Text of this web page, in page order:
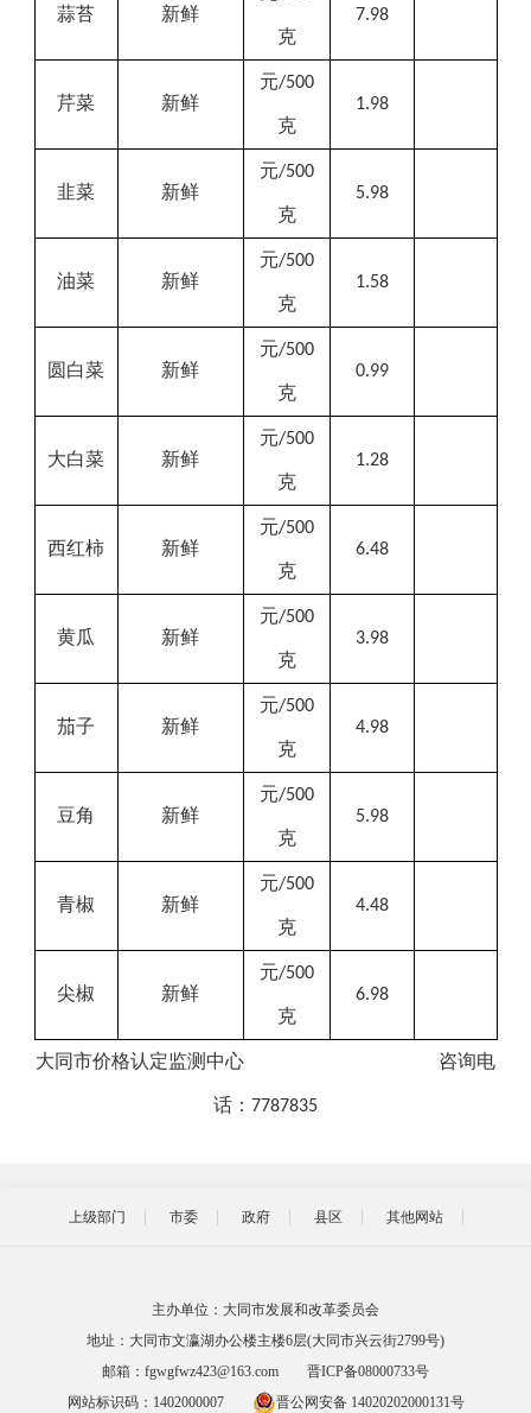
蒜苔 新鲜
克
7.98
芹菜 新鲜
元/500
克
1.98
韭菜 新鲜
元/500
克
5.98
油菜 新鲜
元/500
克
1.58
圆白菜 新鲜
元/500
克
0.99
大白菜 新鲜
元/500
克
1.28
西红柿 新鲜
元/500
克
6.48
黄瓜 新鲜
元/500
克
3.98
茄子 新鲜
元/500
克
4.98
豆角 新鲜
元/500
克
5.98
青椒 新鲜
元/500
克
4.48
尖椒 新鲜
元/500
克
6.98
大同市价格认定监测中心 咨询电
话： 7787835
上级部门 市委 政府 县区 其他网站
主办单位：大同市发展和改革委员会
地址：大同市文瀛湖办公楼主楼6层(大同市兴云街2799号)
邮箱：fgwgfwz423@163.com
晋ICP备08000733号
网站标识码：1402000007
晋公网安备 14020202000131号